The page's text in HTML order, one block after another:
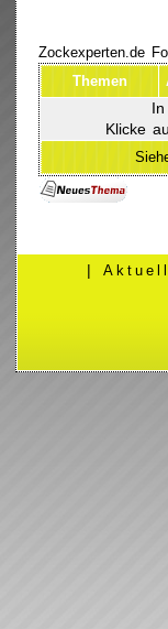
Zockexperten.de
Themen
Klicke
|